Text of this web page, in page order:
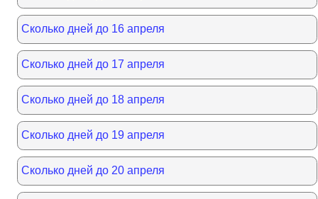
Сколько дней до 16 апреля
Сколько дней до 17 апреля
Сколько дней до 18 апреля
Сколько дней до 19 апреля
Сколько дней до 20 апреля